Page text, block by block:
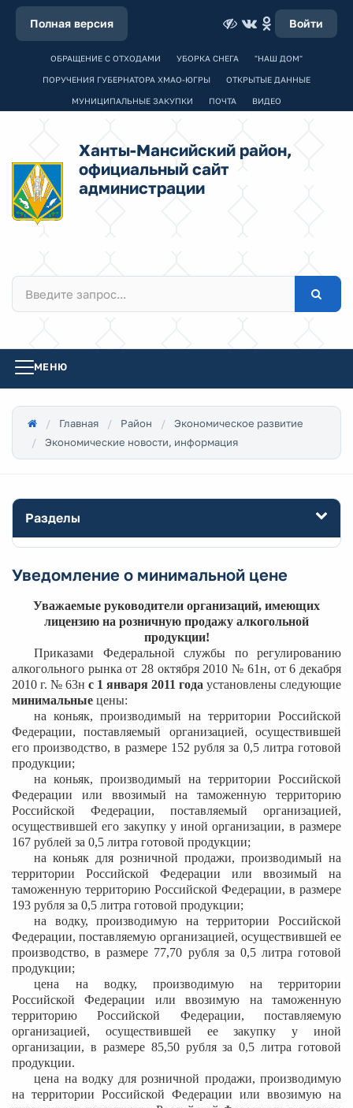
Полная версия Войти
ОБРАЩЕНИЕ С ОТХОДАМИ УБОРКА СНЕГА "НАШ ДОМ"
ПОРУЧЕНИЯ ГУБЕРНАТОРА ХМАО-ЮГРЫ ОТКРЫТЫЕ ДАННЫЕ
МУНИЦИПАЛЬНЫЕ ЗАКУПКИ ПОЧТА ВИДЕО
Ханты-Мансийский район,
официальный сайт
администрации
МЕНЮ
Главная Район
Экономическое развитие
Экономические новости, информация
Разделы
Уведомление о минимальной цене
Уважаемые руководители организаций, имеющих
лицензию на розничную продажу алкогольной
продукции!
Приказами Федеральной службы по регулированию
алкогольного рынка от 28 октября 2010 № 61н, от 6 декабря
2010 г. № 63н с 1 января 2011 года установлены следующие
минимальные цены:
на коньяк, производимый на территории Российской
Федерации, поставляемый организацией, осуществившей
его производство, в размере 152 рубля за 0,5 литра готовой
продукции;
на коньяк, производимый на территории Российской
Федерации или ввозимый на таможенную территорию
Российской Федерации, поставляемый организацией,
осуществившей его закупку у иной организации, в размере
167 рублей за 0,5 литра готовой продукции;
на коньяк для розничной продажи, производимый на
территории Российской Федерации или ввозимый на
таможенную территорию Российской Федерации, в размере
193 рубля за 0,5 литра готовой продукции;
на водку, производимую на территории Российской
Федерации, поставляемую организацией, осуществившей ее
производство, в размере 77,70 рубля за 0,5 литра готовой
продукции;
цена на водку, производимую на территории
Российской Федерации или ввозимую на таможенную
территорию Российской Федерации, поставляемую
организацией, осуществившей ее закупку у иной
организации, в размере 85,50 рубля за 0,5 литра готовой
продукции.
цена на водку для розничной продажи, производимую
на территории Российской Федерации или ввозимую на